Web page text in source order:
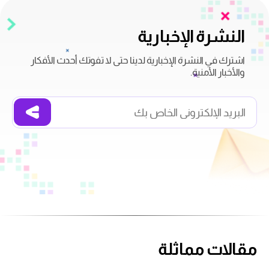
النشرة الإخبارية
اشترك في النشرة الإخبارية لدينا حتى لا تفوتك أحدث الأفكار
والأخبار الأمنية.
مقالات مماثلة